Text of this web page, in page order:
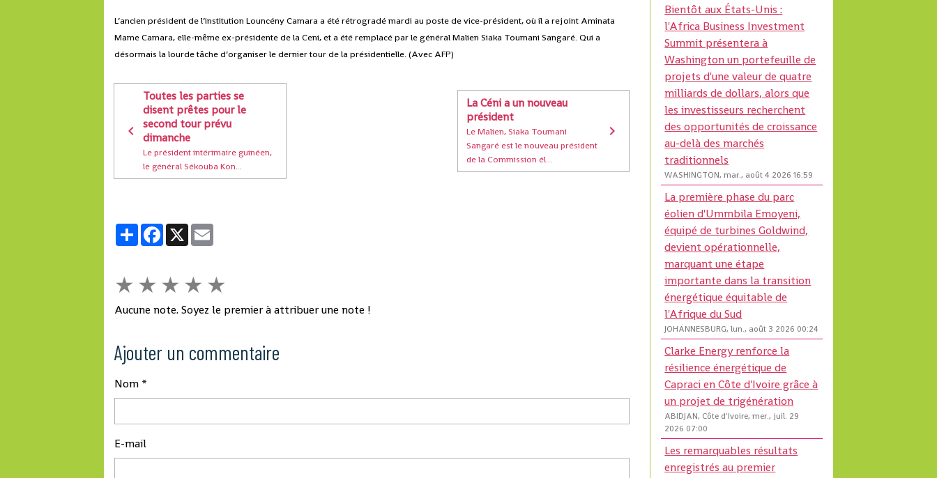
L’ancien président de l’institution Louncény Camara a été rétrogradé mardi au poste de vice-président, où il a rejoint Aminata
Mame Camara, elle-même ex-présidente de la Ceni, et a été remplacé par le général Malien Siaka Toumani Sangaré. Qui a
désormais la lourde tâche d’organiser le dernier tour de la présidentielle. (Avec AFP)
Toutes les parties se
disent prêtes pour le
second tour prévu
dimanche
Le président intérimaire guinéen,
le général Sékouba Kon...
La Céni a un nouveau
président
Le Malien, Siaka Toumani
Sangaré est le nouveau président
de la Commission él...
PartagerFacebook
X
★ ★ ★ ★ ★
Aucune note. Soyez le premier à attribuer une note !
Ajouter un commentaire
Nom
E-mail
Bientôt aux États-Unis :
l'Africa Business Investment
Summit présentera à
Washington un portefeuille de
projets d'une valeur de quatre
milliards de dollars, alors que
les investisseurs recherchent
des opportunités de croissance
au-delà des marchés
traditionnels
WASHINGTON, mar., août 4 2026 16:59
La première phase du parc
éolien d'Ummbila Emoyeni,
équipé de turbines Goldwind,
devient opérationnelle,
marquant une étape
importante dans la transition
énergétique équitable de
l'Afrique du Sud
JOHANNESBURG, lun., août 3 2026 00:24
Clarke Energy renforce la
résilience énergétique de
Capraci en Côte d'Ivoire grâce à
un projet de trigénération
ABIDJAN, Côte d'Ivoire, mer., juil. 29
2026 07:00
Les remarquables résultats
enregistrés au premier